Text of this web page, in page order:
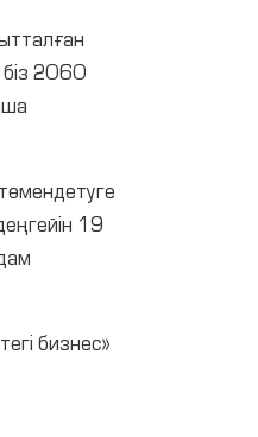
біз 2060
19
бизнес»